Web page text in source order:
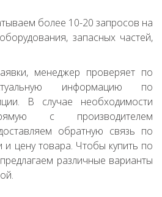
более 10-20 запросов на
запасных частей,
менеджер проверяет по
информацию по
В случае необходимости
с производителем
обратную связь по
и цену товара. Чтобы купить по
различные варианты